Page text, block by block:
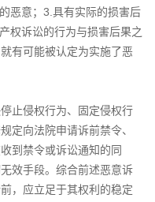
恶意；3.具有实际的损害后
权诉讼的行为与损害后果之
有可能被认定为实施了恶
止侵权行为、固定侵权行
定向法院申请诉前禁令、
到禁令或诉讼通知的同
效手段。综合前述恶意诉
，应立足于其权利的稳定